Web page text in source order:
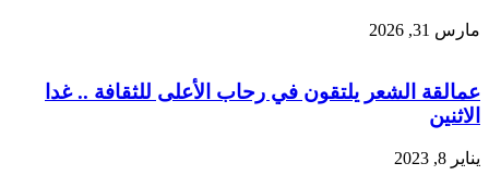
مارس 31, 2026
عمالقة الشعر يلتقون في رحاب الأعلى للثقافة .. غدا
الاثنين
يناير 8, 2023